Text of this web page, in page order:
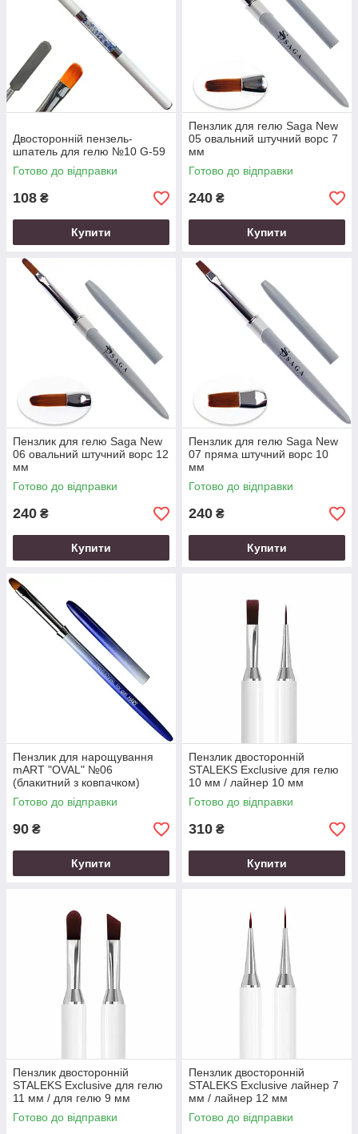
Двосторонній пензель-
шпатель для гелю №10 G-59
Готово до відправки
108 ₴
Купити
Пензлик для гелю Saga New
05 овальний штучний ворс 7
мм
Готово до відправки
240 ₴
Купити
Пензлик для гелю Saga New
06 овальний штучний ворс 12
мм
Готово до відправки
240 ₴
Купити
Пензлик для гелю Saga New
07 пряма штучний ворс 10
мм
Готово до відправки
240 ₴
Купити
Пензлик для нарощування
mART "OVAL" №06
(блакитний з ковпачком)
Готово до відправки
90 ₴
Купити
Пензлик двосторонній
STALEKS Exclusive для гелю
10 мм / лайнер 10 мм
Готово до відправки
310 ₴
Купити
Пензлик двосторонній
STALEKS Exclusive для гелю
11 мм / для гелю 9 мм
Готово до відправки
Пензлик двосторонній
STALEKS Exclusive лайнер 7
мм / лайнер 12 мм
Готово до відправки